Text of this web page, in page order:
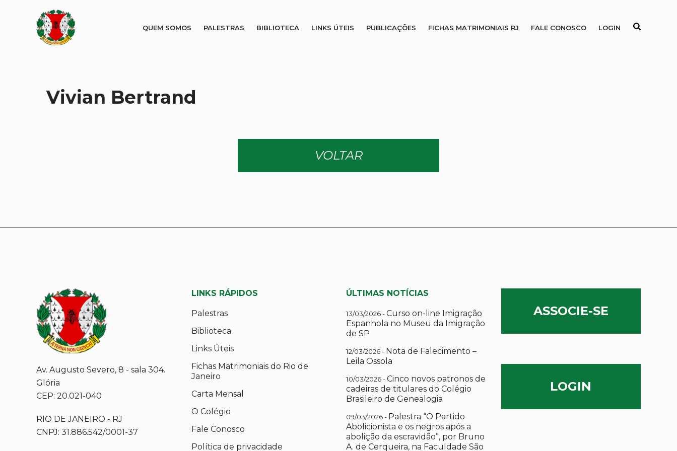
QUEM SOMOS PALESTRAS BIBLIOTECA LINKS ÚTEIS PUBLICAÇÕES FICHAS MATRIMONIAIS RJ FALE CONOSCO LOGIN
Vivian Bertrand
VOLTAR
Av. Augusto Severo, 8 - sala 304.
Glória
CEP: 20.021-040
RIO DE JANEIRO - RJ
CNPJ: 31.886.542/0001-37
LINKS RÁPIDOS
Palestras
Biblioteca
Links Úteis
Fichas Matrimoniais do Rio de
Janeiro
Carta Mensal
O Colégio
Fale Conosco
Política de privacidade
ÚLTIMAS NOTÍCIAS
13/03/2026 -Curso on-line Imigração
Espanhola no Museu da Imigração
de SP
12/03/2026 - Nota de Falecimento –
Leila Ossola
10/03/2026 -Cinco novos patronos de
cadeiras de titulares do Colégio
Brasileiro de Genealogia
09/03/2026 - Palestra “O Partido
Abolicionista e os negros após a
abolição da escravidão”, por Bruno
A. de Cerqueira, na Faculdade São
ASSOCIE-SE
LOGIN